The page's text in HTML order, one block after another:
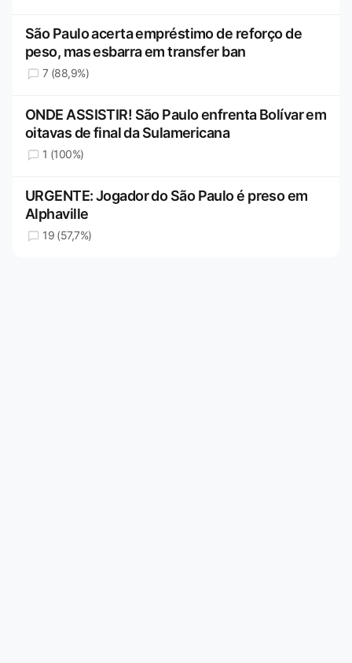
São Paulo acerta empréstimo de reforço de
peso, mas esbarra em transfer ban
7 (88,9%)
ONDE ASSISTIR! São Paulo enfrenta Bolívar em
oitavas de final da Sulamericana
1 (100%)
URGENTE: Jogador do São Paulo é preso em
Alphaville
19 (57,7%)